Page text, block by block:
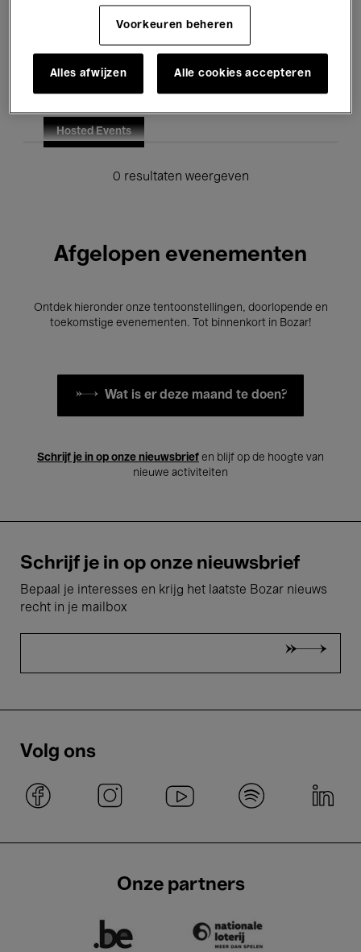
Voor iedereen Kids’ Palace
Onderwijs Rondleidingen
Hosted Events
0 resultaten weergeven
Afgelopen evenementen
Ontdek hieronder onze tentoonstellingen, doorlopende en
toekomstige evenementen. Tot binnenkort in Bozar!
Wat is er deze maand te doen?
Schrijf je in op onze nieuwsbrief en blijf op de hoogte van
nieuwe activiteiten
Schrijf je in op onze nieuwsbrief
Bepaal je interesses en krijg het laatste Bozar nieuws
recht in je mailbox
Volg ons
Onze partners
Voorkeuren beheren
Alles afwijzen Alle cookies accepteren